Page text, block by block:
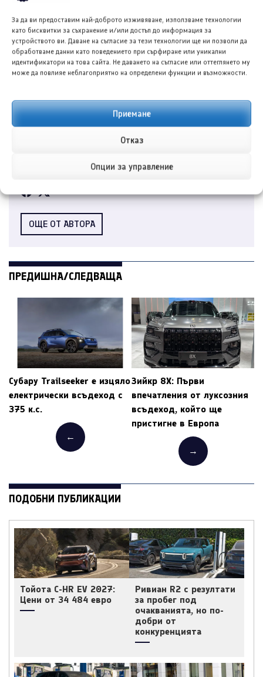
За да ви предоставим най-доброто изживяване, използваме технологии
като бисквитки за съхранение и/или достъп до информация за
устройството ви. Даване на съгласие за тези технологии ще ни позволи да
обработваме данни като поведението при сърфиране или уникални
идентификатори на това сайта. Не даването на съгласие или оттеглянето му
може да повлияе неблагоприятно на определени функции и възможности.
Приемане
Отказ
Опции за управление
Копирайтър и журналист
ОЩЕ ОТ АВТОРА
ПРЕДИШНА/СЛЕДВАЩА
Субару Trailseeker е изцяло
електрически всъдеход с
375 к.с.
←
Зийкр 8X: Първи
впечатления от луксозния
всъдеход, който ще
пристигне в Европа
→
ПОДОБНИ ПУБЛИКАЦИИ
Тойота C-HR EV 2027:
Цени от 34 484 евро
Ривиан R2 с резултати
за пробег под
очакванията, но по-
добри от
конкуренцията